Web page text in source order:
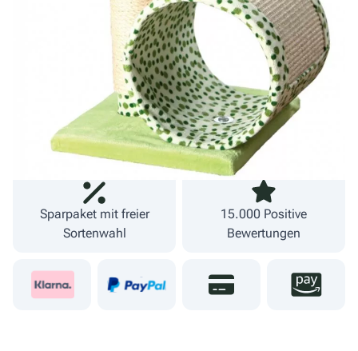
zzgl. VersandLieferzeit 1-3 Werktage
09274 80251
Fachgeschäft und
eigener Versand
Sparpaket mit freier
Sortenwahl
15.000 Positive
Bewertungen